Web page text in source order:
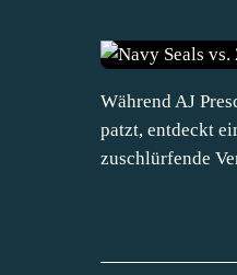
Während AJ
patzt, entdeckt
zuschlürfende